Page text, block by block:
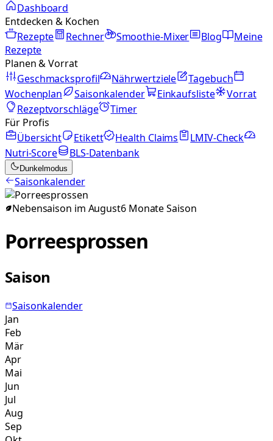
Dashboard
Entdecken & Kochen
Rezepte
Rechner Smoothie-Mixer Blog
Meine
Rezepte
Planen & Vorrat
Geschmacksprofil
Nährwertziele
Tagebuch
Wochenplan
Saisonkalender Einkaufsliste
Vorrat
Rezeptvorschläge
Timer
Für Profis
Übersicht
Etikett Health Claims
LMIV-Check
Nutri-Score
BLS-Datenbank
Dunkelmodus
Saisonkalender
Nebensaison im August6 MonateSaison
Porreesprossen
Saison
Saisonkalender
Jan
Feb
Mär
Apr
Mai
Jun
Jul
Aug
Sep